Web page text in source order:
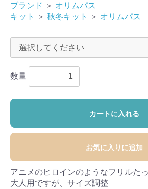
ブランド ＞ オリムパス
キット
＞ 秋冬キット ＞ オリムパス
数量
カートに入れる
お気に入りに追加
アニメのヒロインのようなフリルた
大人用ですが、サイズ調整